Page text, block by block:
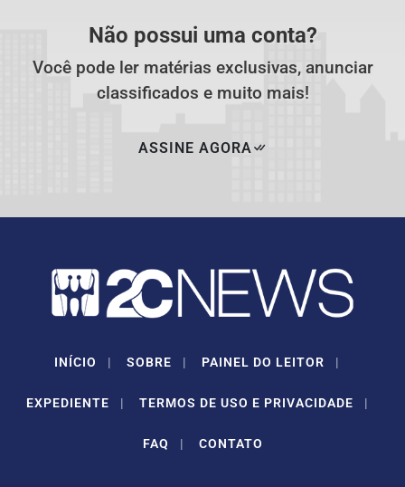
Não possui uma conta?
Você pode ler matérias exclusivas, anunciar
classificados e muito mais!
ASSINE AGORA
INÍCIO | SOBRE | PAINEL DO LEITOR |
EXPEDIENTE | TERMOS DE USO E PRIVACIDADE |
FAQ | CONTATO